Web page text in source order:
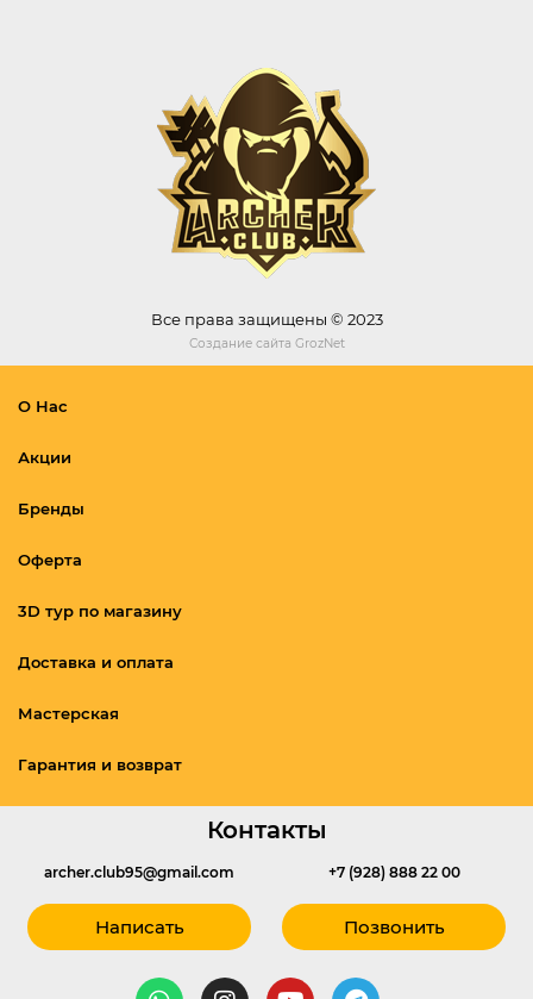
Все права защищены © 2023
Создание сайта GrozNet
О Нас
Акции
Бренды
Оферта
3D тур по магазину
Доставка и оплата
Мастерская
Гарантия и возврат
Контакты
archer.club95@gmail.com
Написать
+7 (928) 888 22 00
Позвонить